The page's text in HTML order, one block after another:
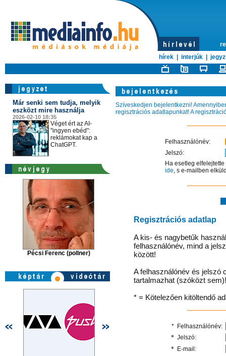
hírek
interjúk
Már senki sem tudja, melyik
eszközt mire használja
2026-02-10 18:35
Véget ért az AI-
"ingyen ebéd":
reklámokat kap a
ChatGPT.
Pécsi Ferenc (pollner)
Szíveskedjen bejelentkezni!
regisztrációs adatlapunkat! A
Felhasználónév:
Jelszó:
Ha esetleg
ide, s e-mailben
Regisztrációs adatlap
A kis- és nagybetűk
felhasználónév, mind a
között!
A felhasználónév és jelszó
tartalmazhat (szóközt sem)!
* = Kötelezően kitöltendő
* Felhasználónév:
* Jelszó:
* E-mail: